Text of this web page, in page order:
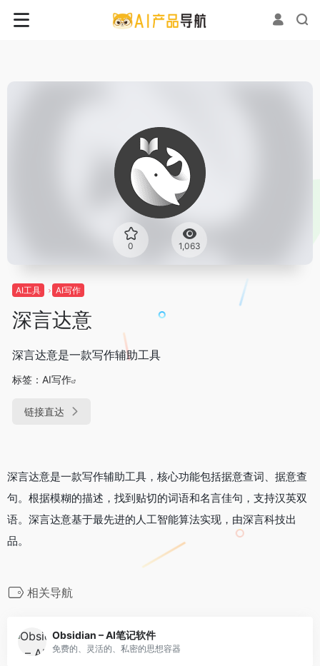
0 1,063
AI工具 AI写作
深言达意
深言达意是一款写作辅助工具
标签： AI写作
链接直达
深言达意是一款写作辅助工具，核心功能包括据意查词、据意查
句。根据模糊的描述，找到贴切的词语和名言佳句，支持汉英双
语。深言达意基于最先进的人工智能算法实现，由深言科技出
品。
相关导航
Obsidian – AI笔记软件
免费的、灵活的、私密的思想容器